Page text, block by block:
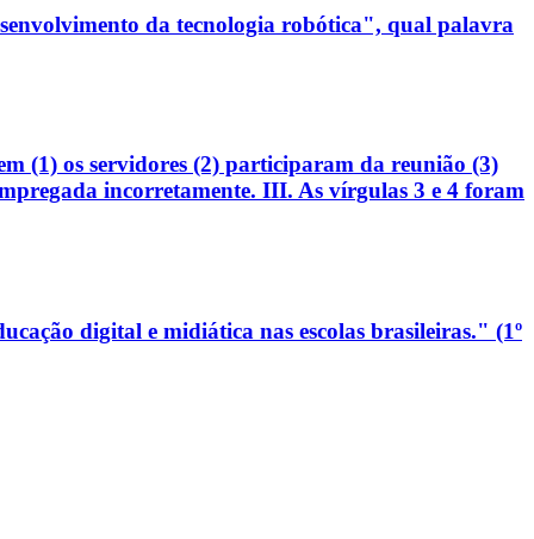
da tecnologia robótica", qual palavra
(1) os servidores (2) participaram da reunião (3)
incorretamente. III. As vírgulas 3 e 4 foram
digital e midiática nas escolas brasileiras." (1º